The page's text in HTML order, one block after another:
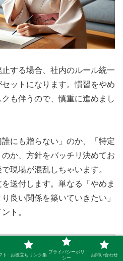
する場合、社内のルール統一
ットになります。慣習をやめ
も伴うので、慎重に進めまし
にも贈らない」のか、「特定
か、方針をバッチリ決めてお
現場が混乱しちゃいます。
送付します。単なる「やめま
良い関係を築いていきたい」
ト。
ト お役立ちリンク集
プライバシーポリ
シー
お問い合わせ